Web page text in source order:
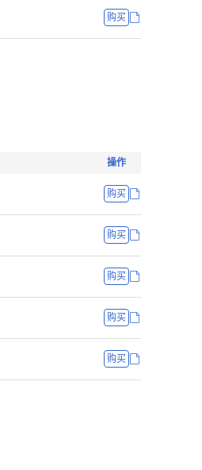
购买
操作
购买
购买
购买
购买
购买